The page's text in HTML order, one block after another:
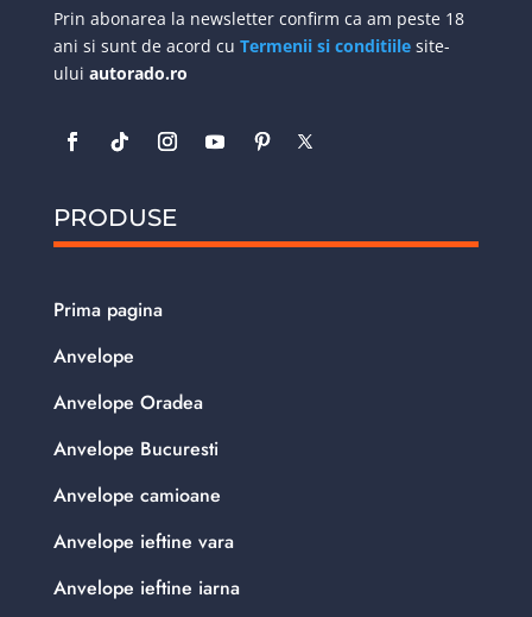
Prin abonarea la newsletter confirm ca am peste 18
ani si sunt de acord cu Termenii si conditiilesite-
ului autorado.ro
PRODUSE
Prima pagina
Anvelope
Anvelope Oradea
Anvelope Bucuresti
Anvelope camioane
Anvelope ieftine vara
Anvelope ieftine iarna